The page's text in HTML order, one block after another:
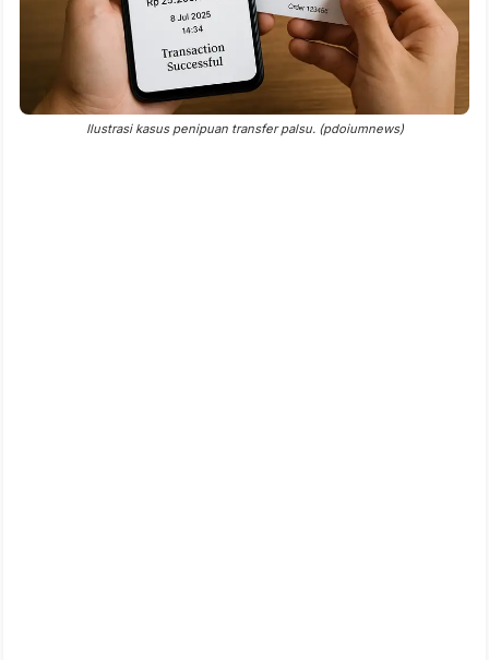
Ilustrasi kasus penipuan transfer palsu. (pdoiumnews)